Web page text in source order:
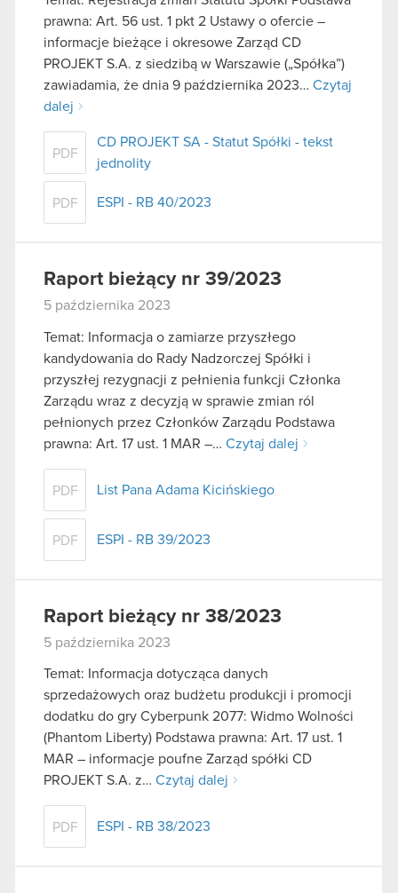
prawna: Art. 56 ust. 1 pkt 2 Ustawy o ofercie –
informacje bieżące i okresowe Zarząd CD
PROJEKT S.A. z siedzibą w Warszawie („Spółka”)
zawiadamia, że dnia 9 października 2023… Czytaj
dalej
PDF
CD PROJEKT SA - Statut Spółki - tekst
jednolity
PDF ESPI - RB 40/2023
Raport bieżący nr 39/2023
5 października 2023
Temat: Informacja o zamiarze przyszłego
kandydowania do Rady Nadzorczej Spółki i
przyszłej rezygnacji z pełnienia funkcji Członka
Zarządu wraz z decyzją w sprawie zmian ról
pełnionych przez Członków Zarządu Podstawa
prawna: Art. 17 ust. 1 MAR –… Czytaj dalej
PDF List Pana Adama Kicińskiego
PDF ESPI - RB 39/2023
Raport bieżący nr 38/2023
5 października 2023
Temat: Informacja dotycząca danych
sprzedażowych oraz budżetu produkcji i promocji
dodatku do gry Cyberpunk 2077: Widmo Wolności
(Phantom Liberty) Podstawa prawna: Art. 17 ust. 1
MAR – informacje poufne Zarząd spółki CD
PROJEKT S.A. z… Czytaj dalej
PDF ESPI - RB 38/2023